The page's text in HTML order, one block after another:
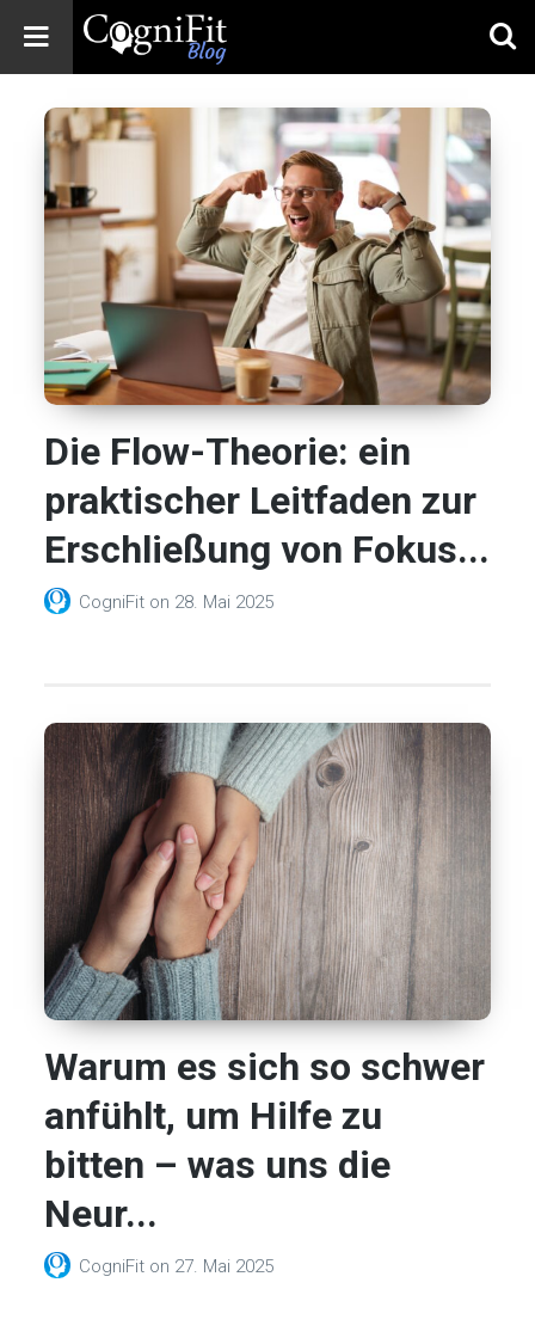
Blog: Brain
Brain Training,
Mental Health, and
Wellness
Die Flow-Theorie: ein
praktischer Leitfaden zur
Erschließung von Fokus...
CogniFit on 28. Mai 2025
Warum es sich so schwer
anfühlt, um Hilfe zu
bitten – was uns die
Neur...
CogniFit on 27. Mai 2025